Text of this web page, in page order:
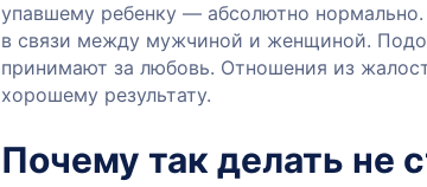
упавшему ребенку — абсолютно
в связи между мужчиной и женщиной.
принимают за любовь. Отношения из
хорошему результату.
Почему так делать не